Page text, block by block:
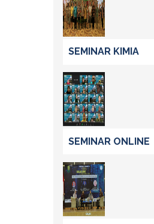
SEMINAR KIMIA
SEMINAR ONLINE